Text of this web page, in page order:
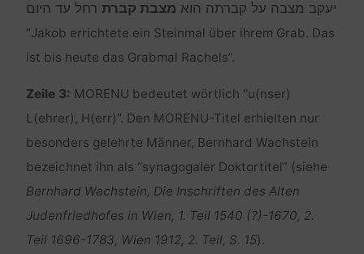
יעקב מצבה על קברתה הוא מצבת קברת רחל עד היום
“Jakob errichtete ein Steinmal über ihrem Grab. Das
ist bis heute das Grabmal Rachels”.
Zeile 3: MORENU bedeutet wörtlich “u(nser)
L(ehrer), H(err)”. Den MORENU-Titel erhielten nur
besonders gelehrte Männer, Bernhard Wachstein
bezeichnet ihn als “synagogaler Doktortitel” (siehe
Bernhard Wachstein, Die Inschriften des Alten
Judenfriedhofes in Wien, 1. Teil 1540 (?)-1670, 2.
Teil 1696-1783, Wien 1912, 2. Teil, S. 15).